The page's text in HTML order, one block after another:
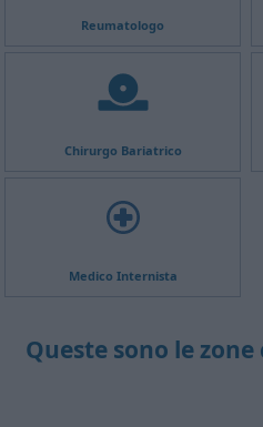
Reumatologo
Chirurgo Bariatrico
Medico Internista
Queste sono le